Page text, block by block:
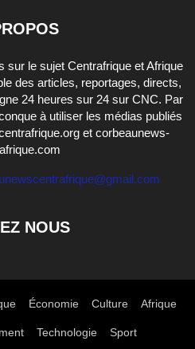
sur le sujet Centrafrique et Afrique
des articles, reportages, directs,
24 heures sur 24 sur CNC. Par
à utiliser les médias publiés
et corbeaunews-
NOUS
Économie Culture Afrique
Technologie Sport